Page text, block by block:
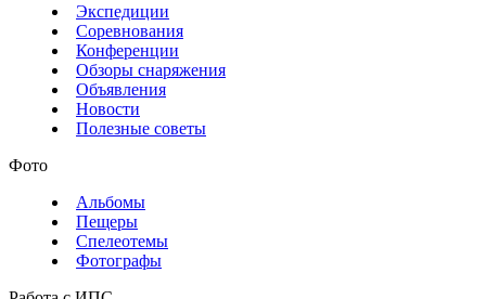
Экспедиции
Соревнования
Конференции
Обзоры снаряжения
Объявления
Новости
Полезные советы
Фото
Альбомы
Пещеры
Спелеотемы
Фотографы